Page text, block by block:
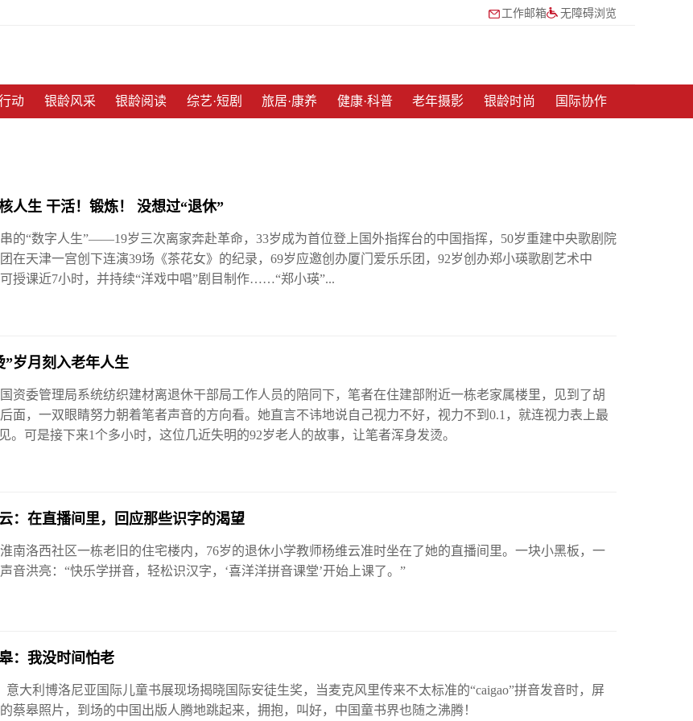
工作邮箱 无障碍浏览
动 银龄风采 银龄阅读 综艺·短剧 旅居·康养 健康·科普 老年摄影 银龄时尚 国际协作
人生 干活！锻炼！ 没想过“退休”
的“数字人生”——19岁三次离家奔赴革命，33岁成为首位登上国外指挥台的中国指挥，50岁重建中央歌剧院
在天津一宫创下连演39场《茶花女》的纪录，69岁应邀创办厦门爱乐乐团，92岁创办郑小瑛歌剧艺术中
授课近7小时，并持续“洋戏中唱”剧目制作……“郑小瑛”...
”岁月刻入老年人生
资委管理局系统纺织建材离退休干部局工作人员的陪同下，笔者在住建部附近一栋老家属楼里，见到了胡
面，一双眼睛努力朝着笔者声音的方向看。她直言不讳地说自己视力不好，视力不到0.1，就连视力表上最
。可是接下来1个多小时，这位几近失明的92岁老人的故事，让笔者浑身发烫。
：在直播间里，回应那些识字的渴望
南洛西社区一栋老旧的住宅楼内，76岁的退休小学教师杨维云准时坐在了她的直播间里。一块小黑板，一
音洪亮：“快乐学拼音，轻松识汉字，‘喜洋洋拼音课堂’开始上课了。”
：我没时间怕老
意大利博洛尼亚国际儿童书展现场揭晓国际安徒生奖，当麦克风里传来不太标准的“caigao”拼音发音时，屏
蔡皋照片，到场的中国出版人腾地跳起来，拥抱，叫好，中国童书界也随之沸腾！